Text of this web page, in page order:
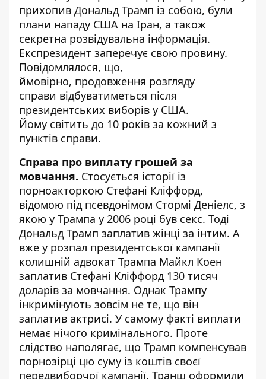
прихопив Дональд Трамп із собою, були
плани нападу США на Іран, а також
секретна розвідувальна інформація.
Експрезидент заперечує свою провину.
Повідомлялося, що,
ймовірно, продовження розгляду
справи відбуватиметься після
президентських виборів у США.
Йому світить до 10 років за кожний з
пунктів справи.
Справа про виплату грошей за
мовчання. Стосується історії із
порноакторкою Стефані Кліффорд,
відомою під псевдонімом Стормі Деніелс, з
якою у Трампа у 2006 році був секс. Тоді
Дональд Трамп заплатив жінці за інтим. А
вже у розпал президентської кампанії
колишній адвокат Трампа Майкл Коен
заплатив Стефані Кліффорд 130 тисяч
доларів за мовчання. Однак Трампу
інкримінують зовсім не те, що він
заплатив актрисі. У самому факті виплати
немає нічого кримінального. Проте
слідство наполягає, що Трамп компенсував
порнозірці цю суму із коштів своєї
передвиборчої кампанії. Транш оформили